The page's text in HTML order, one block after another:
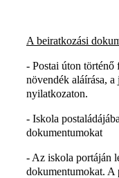
A beiratkozási
- Postai úton történő
növendék aláírása, a
nyilatkozaton.
- Iskola
dokumentumokat
- Az iskola portáján
dokumentumokat. A